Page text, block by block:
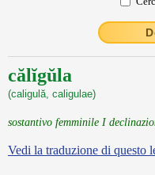
călĭgŭla
(caligulă, caligulae)
sostantivo femminile I
Vedi la traduzione di questo